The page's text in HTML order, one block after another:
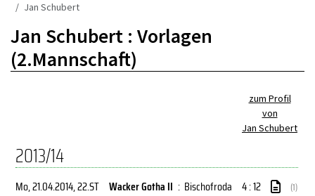
Jan Schubert
Jan Schubert : Vorlagen
(2.Mannschaft)
zum Profil
von
Jan Schubert
2013/14
Mo, 21.04.2014, 22.ST Wacker Gotha II : Bischofroda 4 : 12 (1)